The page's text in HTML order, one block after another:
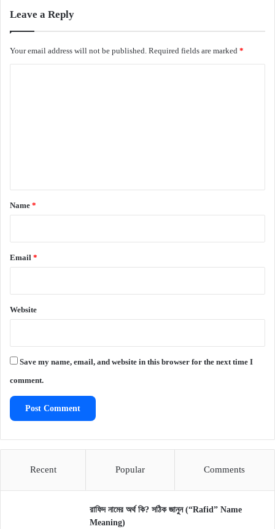
Leave a Reply
Your email address will not be published. Required fields are marked *
*
Name *
Email *
Website
Save my name, email, and website in this browser for the next time I
comment.
Recent Popular Comments
রাফিদ নামের অর্থ কি? সঠিক জানুন (“Rafid” Name
Meaning)